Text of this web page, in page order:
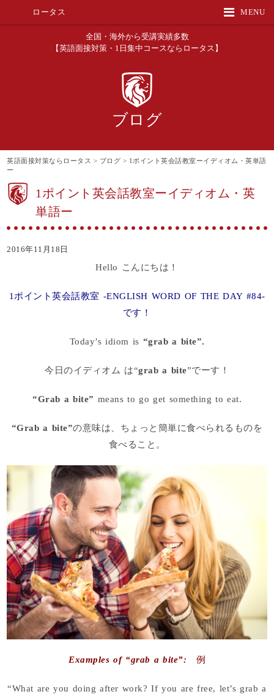
MENU
ロータス
全国・海外から受講実績多数
【英語面接対策・1日集中コースならロータス】
ブログ
英語面接対策ならロータス > ブログ > 1ポイント英会話教室ーイディオム・英単語
ー
1ポイント英会話教室ーイディオム・英
単語ー
2016年11月18日
Hello こんにちは！
1ポイント英会話教室 -ENGLISH WORD OF THE DAY #84-
です！
Today’s idiom is “grab a bite”.
今日のイディオム は“grab a bite”でーす！
“Grab a bite” means to go get something to eat.
“Grab a bite”の意味は、ちょっと簡単に食べられるものを
食べること。
Examples of “grab a bite”: 例
“What are you doing after work? If you are free, let’s grab a